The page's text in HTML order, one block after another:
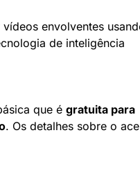
envolventes
de inteligência
que é gratuita para
. Os detalhes sobre o